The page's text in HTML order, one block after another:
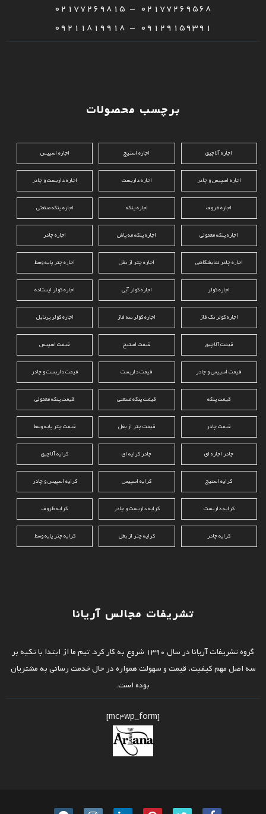
02177269568 – 02177269815
09129159391 – 09211819918
برچسب محصولات
اجاره آلاچیق اجاره استیج اجاره اسپیس
اجاره اسپیس و چادر اجاره داربست اجاره داربست و چادر
اجاره ظروف اجاره پنکه اجاره پنکه صنعتی
اجاره پنکه معمولی اجاره پنکه مه پاش اجاره چادر
اجاره چادر نمایشگاهی اجاره چتر از بغل اجاره چتر پایه وسط
اجاره کولر اجاره کولر آبی اجاره کولر ایستاده
اجاره کولر تک فاز اجاره کولر سه فاز اجاره کولر پرتابل
قیمت آلاچیق قیمت استیج قیمت اسپیس
قیمت اسپیس و چادر قیمت داربست قیمت داربست و چادر
قیمت پنکه قیمت پنکه صنعتی قیمت پنکه معمولی
قیمت چادر قیمت چتر از بغل قیمت چتر پایه وسط
چادر اجاره ای چادر کرایه ای کرایه آلاچیق
کرایه استیج کرایه اسپیس کرایه اسپیس و چادر
کرایه داربست کرایه داربست و چادر کرایه ظروف
کرایه چادر کرایه چتر از بغل کرایه چتر پایه وسط
تشریفات مجالس آریانا
گروه تشریفات آریانا در سال 1390 شروع به کار کرد. تیم ما از ابتدا با تکیه بر
سه اصل مهم کیفیت، قیمت و سهولت همواره در حال خدمت رسانی به مشتریان
بوده است.
[mc4wp_form]